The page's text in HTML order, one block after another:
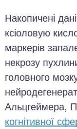
Накопичені
ксіоловую
маркерів
некрозу
головного
Альцгеймера,
когнітивної